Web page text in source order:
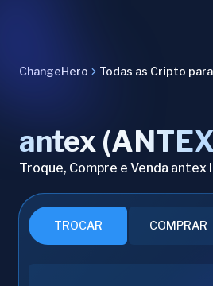
ChangeHero Todas as Cripto
antex
Troque, Compre e Venda
TROCAR COMPRAR